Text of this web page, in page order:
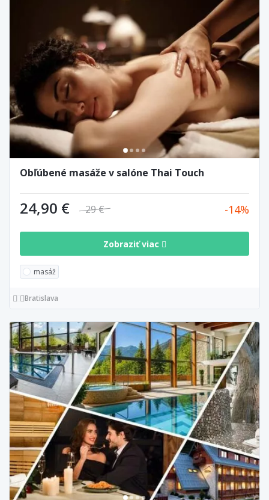
Obľúbené masáže v salóne Thai Touch
24,90 € 29 € 14
Zobraziť viac
masáž
Bratislava